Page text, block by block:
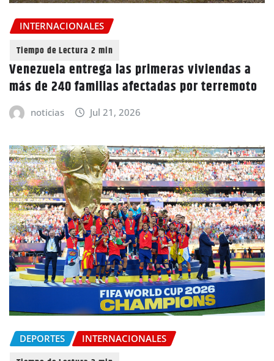
INTERNACIONALES
Venezuela entrega las primeras viviendas a
más de 240 familias afectadas por terremoto
noticias Jul 21, 2026
DEPORTES INTERNACIONALES